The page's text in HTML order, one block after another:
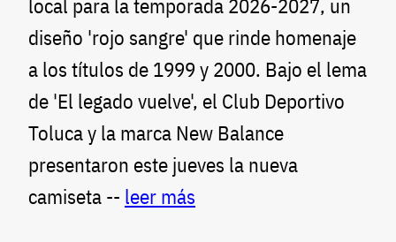
local para la temporada 2026-2027, un
diseño 'rojo sangre' que rinde homenaje
a los títulos de 1999 y 2000. Bajo el lema
de 'El legado vuelve', el Club Deportivo
Toluca y la marca New Balance
presentaron este jueves la nueva
camiseta -- leer más